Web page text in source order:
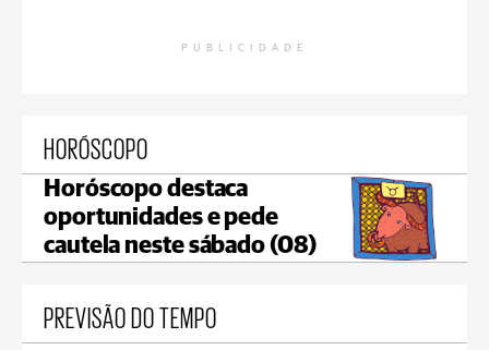
PUBLICIDADE
HORÓSCOPO
Horóscopo destaca
oportunidades e pede
cautela neste sábado (08)
PREVISÃO DO TEMPO